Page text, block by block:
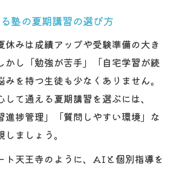
塾の夏期講習の選び方
休みは成績アップや受験準備の大き
かし「勉強が苦手」「自宅学習が続
を持つ生徒も少なくありません。
て通える夏期講習を選ぶには、
進捗管理」「質問しやすい環境」な
ましょう。
ト天王寺のように、AIと個別指導を